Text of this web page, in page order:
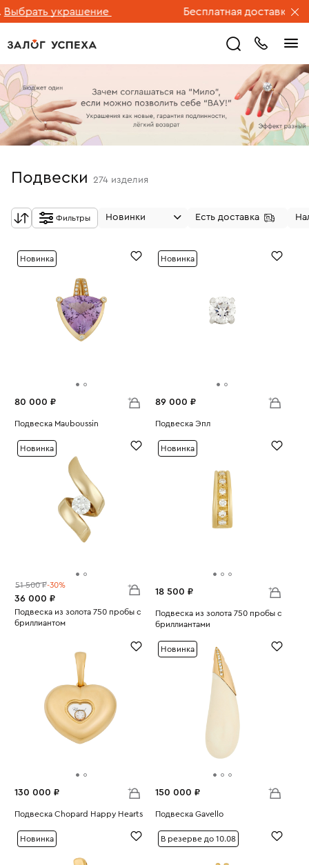
украшение Бесплатная доставка
Подвески 274 изделия
Фильтры Новинки Есть доставка
Новинка
80 000 ₽
Подвеска Mauboussin
Новинка
89 000 ₽
Подвеска Эпл
Новинка
51 500 ₽-30%
36 000 ₽
Подвеска из золота 750 пробы с
бриллиантом
Новинка
18 500 ₽
Подвеска из золота 750 пробы с
бриллиантами
130 000 ₽
Подвеска Chopard Happy Hearts
Новинка
150 000 ₽
Подвеска Gavello
Новинка В резерве до 10.08